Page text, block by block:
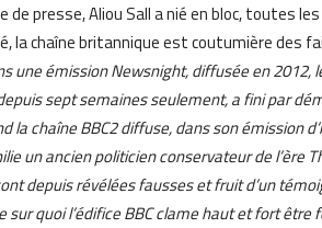
de presse, Aliou Sall a nié en bloc, toutes
la chaîne britannique est coutumière des
une émission Newsnight, diffusée en 2012,
sept semaines seulement, a fini par
la chaîne BBC2 diffuse, dans son émission
un ancien politicien conservateur de l’ère
depuis révélées fausses et fruit d’un
sur quoi l’édifice BBC clame haut et fort